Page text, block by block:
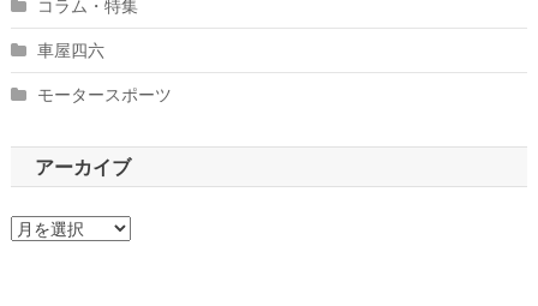
コラム・特集
車屋四六
モータースポーツ
アーカイブ
ア